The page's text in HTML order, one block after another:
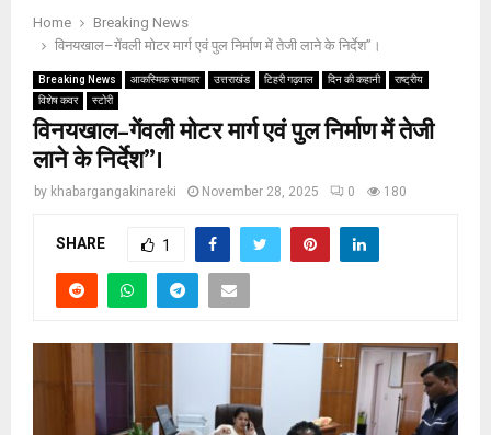
Home
Breaking News
विनयखाल–गेंवली मोटर मार्ग एवं पुल निर्माण में तेजी लाने के निर्देश”।
Breaking News आकस्मिक समाचार उत्तराखंड टिहरी गढ़वाल दिन की कहानी
राष्ट्रीय
विशेष कवर
स्टोरी
विनयखाल–गेंवली मोटर मार्ग एवं पुल निर्माण में तेजी
लाने के निर्देश”।
by khabargangakinareki November 28, 2025 0 180
SHARE 1